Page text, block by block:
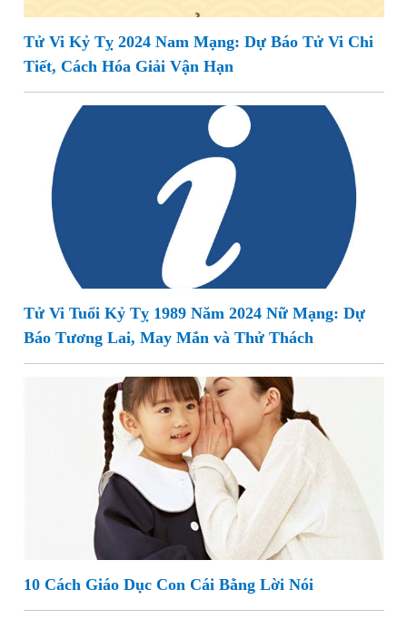
Tử Vi Kỷ Tỵ 2024 Nam Mạng: Dự Báo Tử Vi Chi
Tiết, Cách Hóa Giải Vận Hạn
Tử Vi Tuổi Kỷ Tỵ 1989 Năm 2024 Nữ Mạng: Dự
Báo Tương Lai, May Mắn và Thử Thách
10 Cách Giáo Dục Con Cái Bằng Lời Nói